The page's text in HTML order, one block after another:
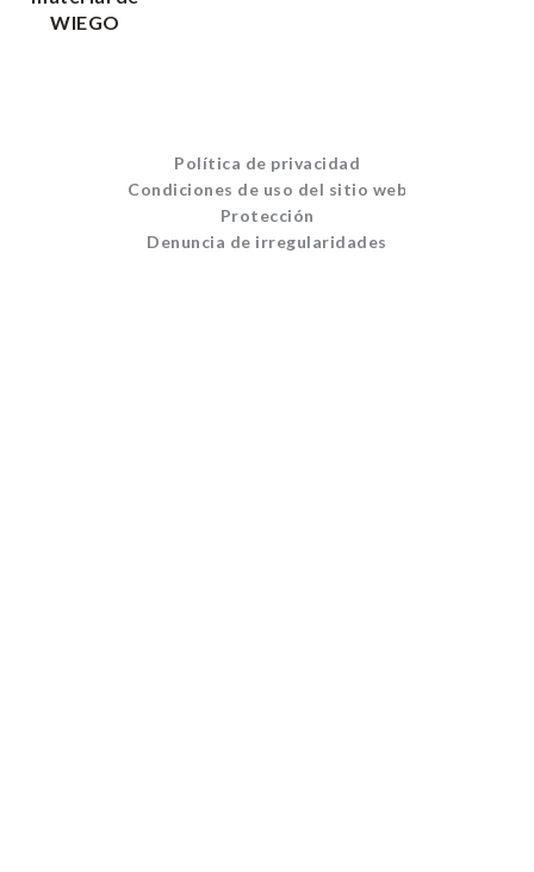
WIEGO
Política de privacidad
Condiciones de uso del sitio web
Protección
Denuncia de irregularidades